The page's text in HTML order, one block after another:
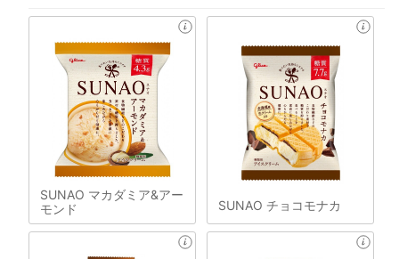
SUNAO マカダミア&アー
モンド
SUNAO チョコモナカ